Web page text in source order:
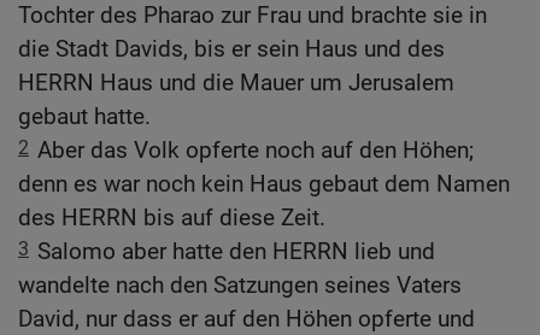
Tochter des Pharao zur Frau und brachte sie in
die Stadt Davids, bis er sein Haus und des
HERRN Haus und die Mauer um Jerusalem
gebaut hatte.
2 Aber das Volk opferte noch auf den Höhen;
denn es war noch kein Haus gebaut dem Namen
des HERRN bis auf diese Zeit.
3 Salomo aber hatte den HERRN lieb und
wandelte nach den Satzungen seines Vaters
David, nur dass er auf den Höhen opferte und